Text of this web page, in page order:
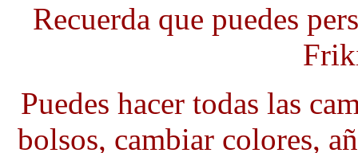
Recuerda que puedes
Puedes hacer todas las
bolsos, cambiar colores,